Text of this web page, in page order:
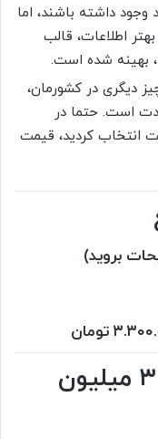
وجود داشته باشند، اما
اطلاعات، قالب
بهینه شده است.
دیگری در کشورمان،
است. حتما در
انتخاب کردید، قیمت
بروید)
۱- اقتصادی برنزی | ۱ تا ۳ میلیون